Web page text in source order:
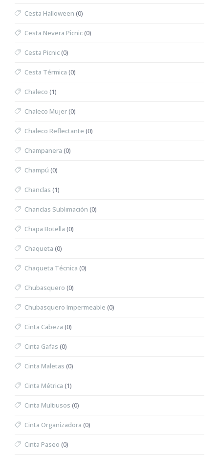
Cesta Halloween (0)
Cesta Nevera Picnic(0)
Cesta Picnic(0)
Cesta Térmica (0)
Chaleco (1)
Chaleco Mujer(0)
Chaleco Reflectante (0)
Champanera (0)
Champú (0)
Chanclas (1)
Chanclas Sublimación (0)
Chapa Botella (0)
Chaqueta (0)
Chaqueta Técnica (0)
Chubasquero (0)
Chubasquero Impermeable (0)
Cinta Cabeza (0)
Cinta Gafas (0)
Cinta Maletas (0)
Cinta Métrica (1)
Cinta Multiusos (0)
Cinta Organizadora (0)
Cinta Paseo (0)